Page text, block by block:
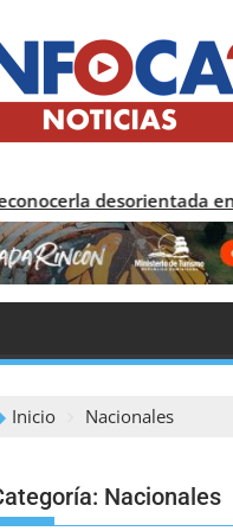
en Santo Domingo
Inicio Nacionales
Nacionales